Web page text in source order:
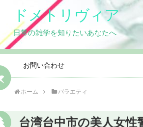
ドメトリヴィア
日常の雑学を知りたいあなたへ
お問い合わせ
ホーム バラエティ
台湾台中市の美人女